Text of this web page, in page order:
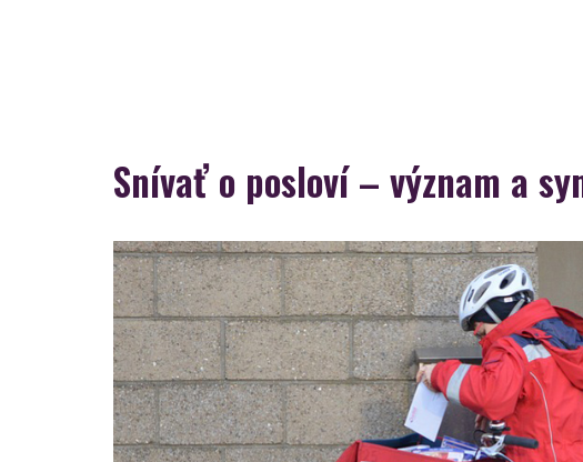
Snívať o posloví – význam a